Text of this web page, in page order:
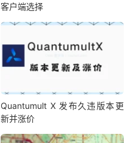
客户端选择
Quantumult X 发布久违版本更
新并涨价